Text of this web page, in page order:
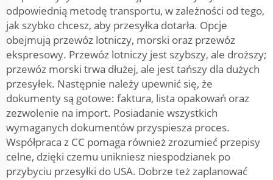
odpowiednią metodę transportu, w zależności od tego,
jak szybko chcesz, aby przesyłka dotarła. Opcje
obejmują przewóz lotniczy, morski oraz przewóz
ekspresowy. Przewóz lotniczy jest szybszy, ale droższy;
przewóz morski trwa dłużej, ale jest tańszy dla dużych
przesyłek. Następnie należy upewnić się, że
dokumenty są gotowe: faktura, lista opakowań oraz
zezwolenie na import. Posiadanie wszystkich
wymaganych dokumentów przyspiesza proces.
Współpraca z CC pomaga również zrozumieć przepisy
celne, dzięki czemu unikniesz niespodzianek po
przybyciu przesyłki do USA. Dobrze też zaplanować